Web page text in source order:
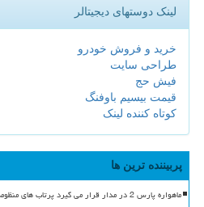
لینک دوستهای دیجیتالر
خرید و فروش خودرو
طراحی سایت
فیش حج
قیمت بیسیم باوفنگ
کوتاه کننده لینک
پربیننده ترین ها
ماهواره پارس 2 در مدار قرار می گیرد پرتاب های منظومه سلیمانی در1405